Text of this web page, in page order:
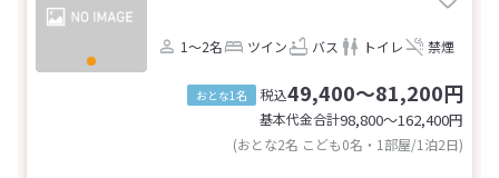
1～2名 ツイン バス トイレ 禁煙
おとな1名 税込49,400～81,200円
基本代金合計98,800〜162,400円
(おとな2名 こども0名・1部屋/1泊2日)